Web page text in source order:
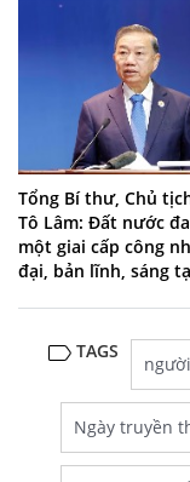
Tổng Bí thư, Chủ
Tô Lâm: Đất nước
một giai cấp công
đại, bản lĩnh, sáng
TAGS
Ngày truyền